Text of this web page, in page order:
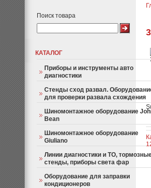
Поиск товара
КАТАЛОГ
Приборы и инструменты авто
диагностики
Стенды сход развал.
для проверки развала схождения
Шиномонтажное оборудование
Bean
Шиномонтажное оборудование
Giuliano
Линии диагностики и ТО,
стенды, приборы света фар
Оборудование для заправки
кондиционеров